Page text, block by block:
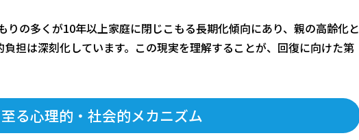
りの多くが10年以上家庭に閉じこもる長期化傾向にあり、親の高齢化と
担は深刻化しています。この現実を理解することが、回復に向けた第
る心理的・社会的メカニズム